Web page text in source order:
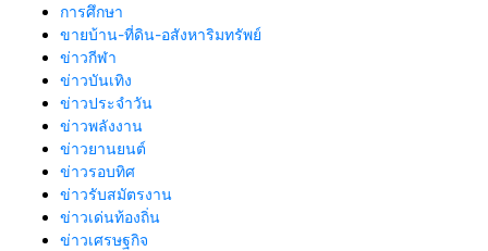
การศึกษา
ขายบ้าน-ที่ดิน-อสังหาริมทรัพย์
ข่าวกีฬา
ข่าวบันเทิง
ข่าวประจำวัน
ข่าวพลังงาน
ข่าวยานยนต์
ข่าวรอบทิศ
ข่าวรับสมัตรงาน
ข่าวเด่นท้องถิ่น
ข่าวเศรษฐกิจ